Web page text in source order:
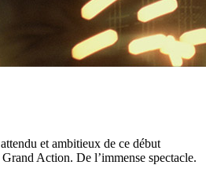
et ambitieux de ce début
Action. De l’immense spectacle.